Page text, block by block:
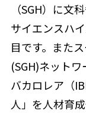
（SGH）に文
サイエンスハ
目です。また
(SGH)ネット
バカロレア（
人」を人材育